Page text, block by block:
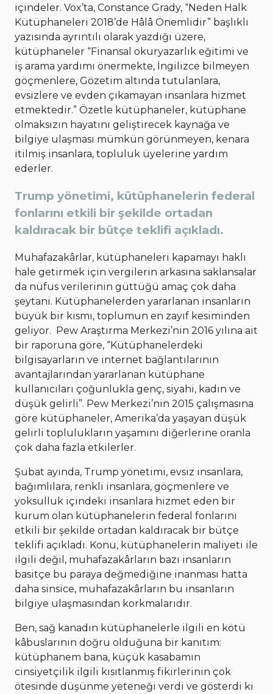
içindeler. Vox’ta, Constance Grady, “Neden Halk
Kütüphaneleri 2018’de Hâlâ Önemlidir” başlıklı
yazısında ayrıntılı olarak yazdığı üzere,
kütüphaneler “Finansal okuryazarlık eğitimi ve
iş arama yardımı önermekte, İngilizce bilmeyen
göçmenlere, Gözetim altında tutulanlara,
evsizlere ve evden çıkamayan insanlara hizmet
etmektedir.” Özetle kütüphaneler, kütüphane
olmaksızın hayatını geliştirecek kaynağa ve
bilgiye ulaşması mümkün görünmeyen, kenara
itilmiş insanlara, topluluk üyelerine yardım
ederler.
Trump yönetimi, kütüphanelerin federal
fonlarını etkili bir şekilde ortadan
kaldıracak bir bütçe teklifi açıkladı.
Muhafazakârlar, kütüphaneleri kapamayı haklı
hale getirmek için vergilerin arkasına saklansalar
da nüfus verilerinin güttüğü amaç çok daha
şeytani. Kütüphanelerden yararlanan insanların
büyük bir kısmı, toplumun en zayıf kesiminden
geliyor. Pew Araştırma Merkezi’nin 2016 yılına ait
bir raporuna göre, “Kütüphanelerdeki
bilgisayarların ve internet bağlantılarının
avantajlarından yararlanan kütüphane
kullanıcıları çoğunlukla genç, siyahi, kadın ve
düşük gelirli”. Pew Merkezi’nin 2015 çalışmasına
göre kütüphaneler, Amerika’da yaşayan düşük
gelirli toplulukların yaşamını diğerlerine oranla
çok daha fazla etkilerler.
Şubat ayında, Trump yönetimi, evsiz insanlara,
bağımlılara, renkli insanlara, göçmenlere ve
yoksulluk içindeki insanlara hizmet eden bir
kurum olan kütüphanelerin federal fonlarını
etkili bir şekilde ortadan kaldıracak bir bütçe
teklifi açıkladı. Konu, kütüphanelerin maliyeti ile
ilgili değil, muhafazakârların bazı insanların
basitçe bu paraya değmediğine inanması hatta
daha sinsice, muhafazakârların bu insanların
bilgiye ulaşmasından korkmalarıdır.
Ben, sağ kanadın kütüphanelerle ilgili en kötü
kâbuslarının doğru olduğuna bir kanıtım:
kütüphanem bana, küçük kasabamın
cinsiyetçilik ilgili kısıtlanmış fikirlerinin çok
ötesinde düşünme yeteneği verdi ve gösterdi ki